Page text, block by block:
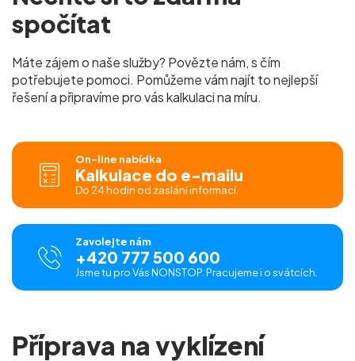
spočítat
Máte zájem o naše služby? Povězte nám, s čím
potřebujete pomoci. Pomůžeme vám najít to nejlepší
řešení a připravíme pro váskalkulaci na míru.
On-line nabídka
Kalkulace do e-mailu
Do 24 hodin od zaslání informací.
Zavolejte nám
+420 777 500 600
Jsme tu pro Vás NONSTOP. Pracujeme i o svátcích.
Příprava na vyklízení